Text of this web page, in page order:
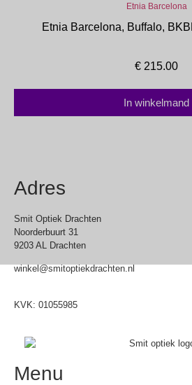
Etnia Barcelona
Etnia Barcelona, Buffalo,
€ 215.00
In winkelmand
Adres
Smit Optiek Drachten
Noorderbuurt 31
9203 AL Drachten
winkel@smitoptiekdrachten.nl
KVK: 01055985
Menu